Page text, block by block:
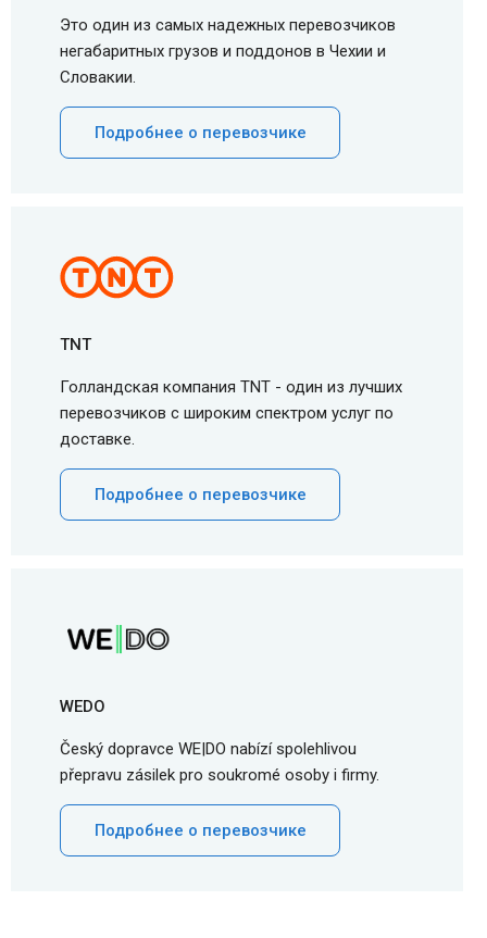
Это один из самых надежных перевозчиков
негабаритных грузов и поддонов в Чехии и
Словакии.
Подробнее о перевозчике
TNT
Голландская компания TNT - один из лучших
перевозчиков с широким спектром услуг по
доставке.
Подробнее о перевозчике
WEDO
Český dopravce WE|DO nabízí spolehlivou
přepravu zásilek pro soukromé osoby i firmy.
Подробнее о перевозчике